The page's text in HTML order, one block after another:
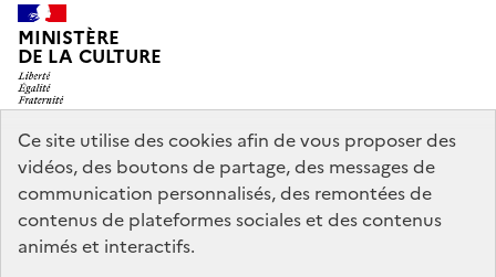
Ce site utilise des cookies afin de vous proposer des
vidéos, des boutons de partage, des messages de
communication personnalisés, des remontées de
contenus de plateformes sociales et des contenus
animés et interactifs.
MINISTÈRE
DE LA CULTURE
legifrance.gouv.fr
info.gouv.fr
service-public.gouv.fr
data.gouv.fr